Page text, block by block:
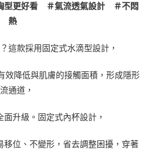
型更好看 ＃氣流透氣設計 ＃不悶
熱
這款採用固定式水滴型設計，
效降低與肌膚的接觸面積，形成隱形
通道，
升級。固定式內杯設計，
位、不變形，省去調整困擾，穿著